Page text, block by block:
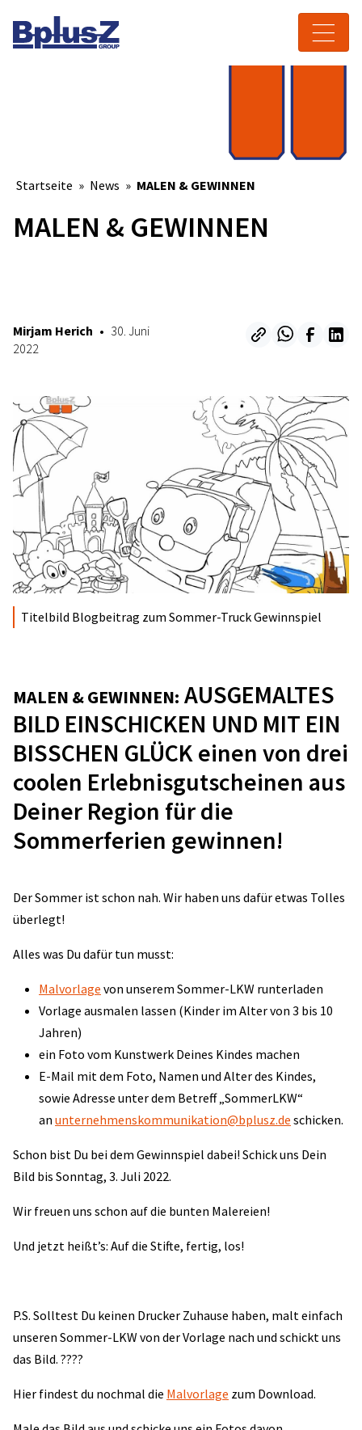
Toggle navigation
Startseite » News » MALEN & GEWINNEN
MALEN & GEWINNEN
Mirjam Herich • 30. Juni
2022
Titelbild Blogbeitrag zum Sommer-Truck Gewinnspiel
MALEN & GEWINNEN: AUSGEMALTES
BILD EINSCHICKEN UND MIT EIN
BISSCHEN GLÜCK einen von drei
coolen Erlebnisgutscheinen aus
Deiner Region für die
Sommerferien gewinnen!
Der Sommer ist schon nah. Wir haben uns dafür etwas Tolles
überlegt!
Alles was Du dafür tun musst:
Malvorlage von unserem Sommer-LKW runterladen
Vorlage ausmalen lassen (Kinder im Alter von 3 bis 10
Jahren)
ein Foto vom Kunstwerk Deines Kindes machen
E-Mail mit dem Foto, Namen und Alter des Kindes,
sowie Adresse unter dem Betreff „SommerLKW“
an unternehmenskommunikation@bplusz.de schicken.
Schon bist Du bei dem Gewinnspiel dabei! Schick uns Dein
Bild bis Sonntag, 3. Juli 2022.
Wir freuen uns schon auf die bunten Malereien!
Und jetzt heißt’s: Auf die Stifte, fertig, los!
P.S. Solltest Du keinen Drucker Zuhause haben, malt einfach
unseren Sommer-LKW von der Vorlage nach und schickt uns
das Bild. ????
Hier findest du nochmal die Malvorlage zum Download.